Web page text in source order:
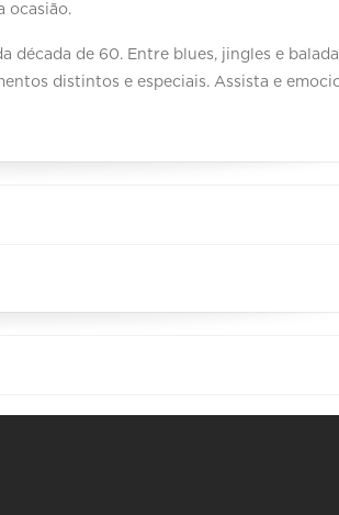
ocasião.
década de 60. Entre blues, jingles e
distintos e especiais. Assista e